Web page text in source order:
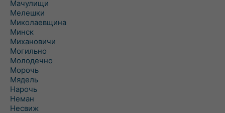
Мачулищи
Мелешки
Миколаевщина
Минск
Михановичи
Могильно
Молодечно
Морочь
Мядель
Нарочь
Неман
Несвиж